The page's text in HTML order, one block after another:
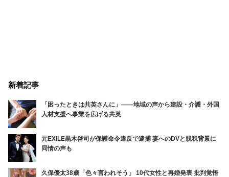
新着記事
「困ったときは共英さんに」――地域の声から建設・介護・外国
人材支援へ事業を広げる共英
元EXILE黒木啓司が保護命令違反で逮捕 妻へのDVと脱税背景に
同情の声も
久保優太38歳「色々言われそう」 10代女性と再婚発表 批判覚悟